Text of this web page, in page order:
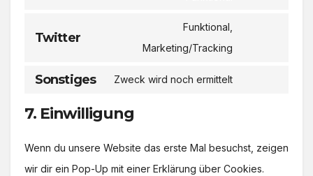
Twitter
Funktional,
Marketing/Tracking
Sonstiges Zweck wird noch ermittelt
sonstiges
7. Einwilligung
Wenn du unsere Website das erste Mal besuchst, zeigen
wir dir ein Pop-Up mit einer Erklärung über Cookies.